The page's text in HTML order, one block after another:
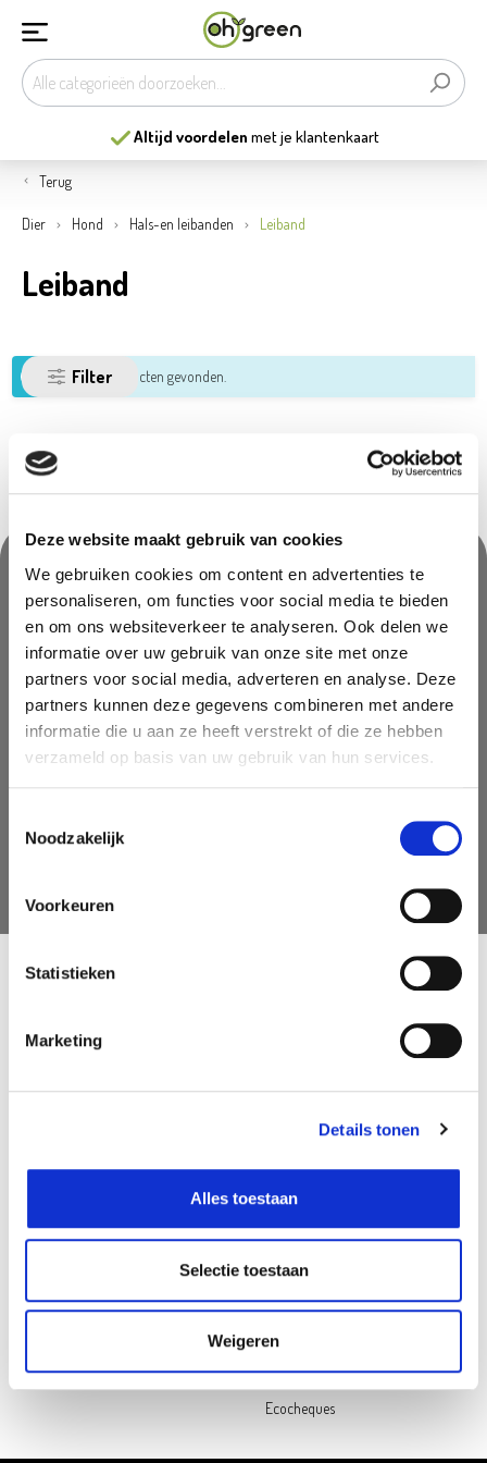
Deze website maakt gebruik van cookies
We gebruiken cookies om content en advertenties te
personaliseren, om functies voor social media te bieden
en om ons websiteverkeer te analyseren. Ook delen we
informatie over uw gebruik van onze site met onze
partners voor social media, adverteren en analyse. Deze
partners kunnen deze gegevens combineren met andere
informatie die u aan ze heeft verstrekt of die ze hebben
verzameld op basis van uw gebruik van hun services.
Noodzakelijk
Voorkeuren
Statistieken
Marketing
Details tonen
Alles toestaan
Selectie toestaan
Weigeren
Altijd voordelen met je klantenkaart
Terug
Dier Hond Hals-en leibanden Leiband
Leiband
Filter
Geen producten gevonden.
Nooit iets van ons missen?
Mis geen enkele aanbieding, inspirerende tip of nieuwsbericht. Schrijf
je nu in voor onze nieuwsbrief
AANMELDEN
Oh'Green
Duurzaamheid
Contacteer ons
Jobs
Hulp nodig?
Veelgestelde vragen
Betalen
Retourneren
Ecocheques
Follow us on social media